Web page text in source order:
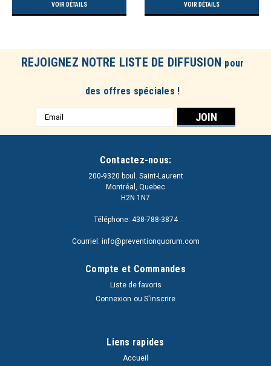
VOIR DÉTAILS VOIR DÉTAILS
REJOIGNEZ NOTRE LISTE DE DIFFUSION pour
des offres spéciales !
Adresse
e-
Contactez-nous:
200-9320 boul. Saint-Laurent
Montréal, Quebec
H2N 1N7
Téléphone: 438-788-3874
Courriel: info@preventionquorum.com
Compte et Commandes
Liste de favoris
Connexion ou S'inscrire
Liens rapides
Accueil